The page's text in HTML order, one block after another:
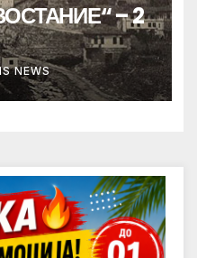
– 2
NEWS